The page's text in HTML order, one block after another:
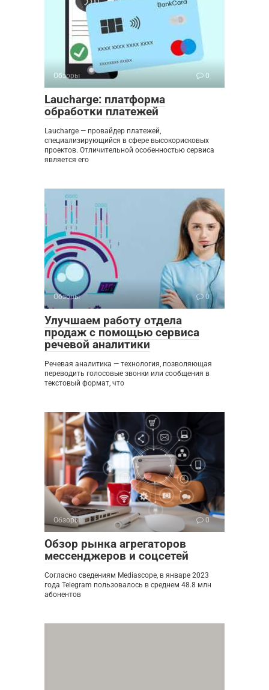
Обзоры 0
Laucharge: платформа
обработки платежей
Laucharge — провайдер платежей,
специализирующийся в сфере высокорисковых
проектов. Отличительной особенностью сервиса
является его
Обзоры 0
Улучшаем работу отдела
продаж с помощью сервиса
речевой аналитики
Речевая аналитика — технология, позволяющая
переводить голосовые звонки или сообщения в
текстовый формат, что
Обзоры 0
Обзор рынка агрегаторов
мессенджеров и соцсетей
Согласно сведениям Mediascope, в январе 2023
года Telegram пользовалось в среднем 48.8 млн
абонентов